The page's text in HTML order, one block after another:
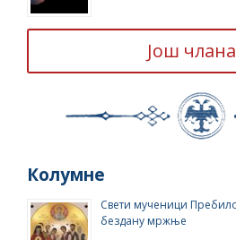
Још
Колумне
Свети мученици
бездану мржње